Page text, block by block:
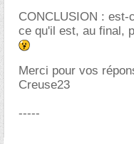
CONCLUSION :
ce qu'il est, au final,
Merci pour vos
Creuse23
-----